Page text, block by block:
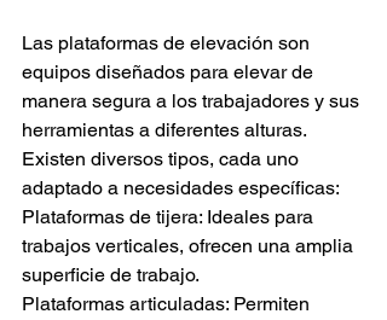
Las plataformas de elevación son
equipos diseñados para elevar de
manera segura a los trabajadores y sus
herramientas a diferentes alturas.
Existen diversos tipos, cada uno
adaptado a necesidades específicas:
Plataformas de tijera: Ideales para
trabajos verticales, ofrecen una amplia
superficie de trabajo.
Plataformas articuladas: Permiten